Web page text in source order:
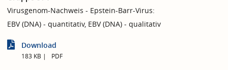
Virusgenom-Nachweis - Epstein-Barr-Virus:
EBV (DNA) - quantitativ, EBV (DNA) - qualitativ
Download
183 KB PDF